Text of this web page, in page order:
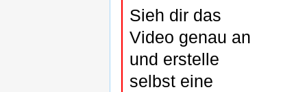
Sieh dir das
Video genau an
und erstelle
selbst eine